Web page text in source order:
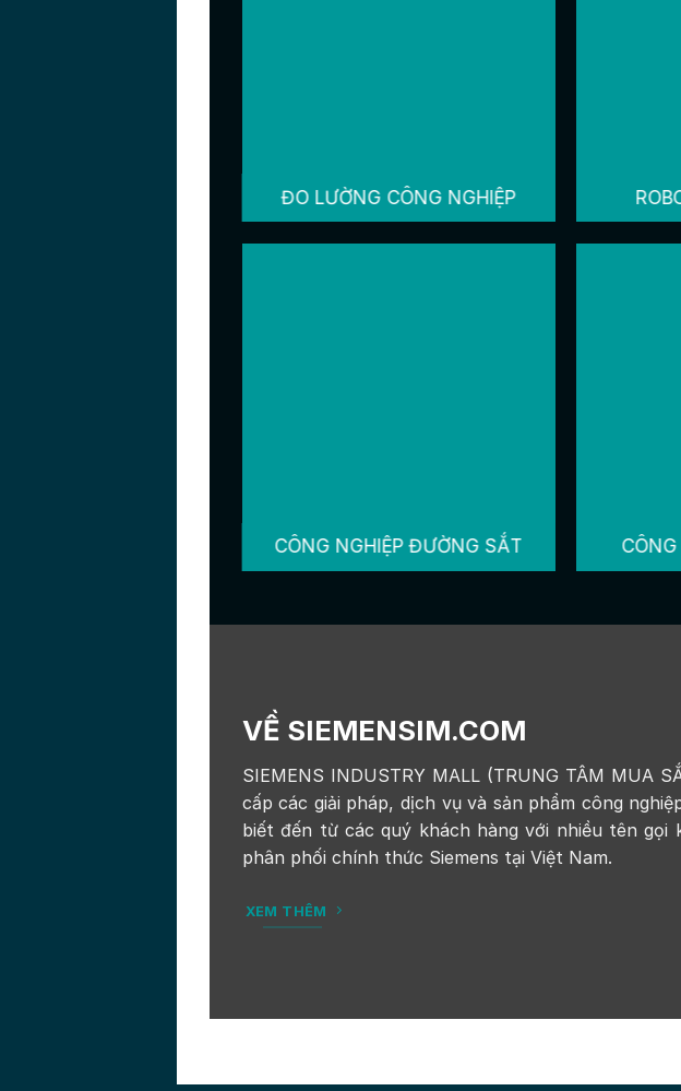
ĐO LƯỜNG CÔNG NGHIỆP
CÔNG NGHIỆP ĐƯỜNG SẮT CÔNG
VỀ SIEMENSIM.COM
SIEMENS INDUSTRY MALL (TRUNG TÂM MUA
cấp các giải pháp, dịch vụ và sản phẩm công
biết đến từ các quý khách hàng với nhiều tên
phân phối chính thức Siemens tại Việt Nam.
XEM THÊM